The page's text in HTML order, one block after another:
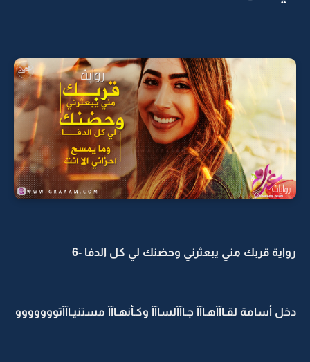
رواية قربك مني يبعثرني وحضنك لي كل الدفا -6
دخل أسامة لقـاآآهـاآآ جـاآآلساآآ وكـأنهـاآآ مستنيـاآآتووووووو